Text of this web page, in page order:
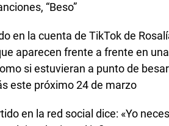
“Beso”
en la cuenta de TikTok de
aparecen frente a frente en
si estuvieran a punto de
este próximo 24 de marzo
en la red social dice: «Yo